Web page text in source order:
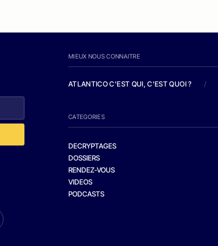
MIEUX NOUS CONNAITRE
ATLANTICO C'EST QUI, C'EST QUOI ? /
CATEGORIES
DECRYPTAGES
DOSSIERS
RENDEZ-VOUS
VIDEOS
PODCASTS